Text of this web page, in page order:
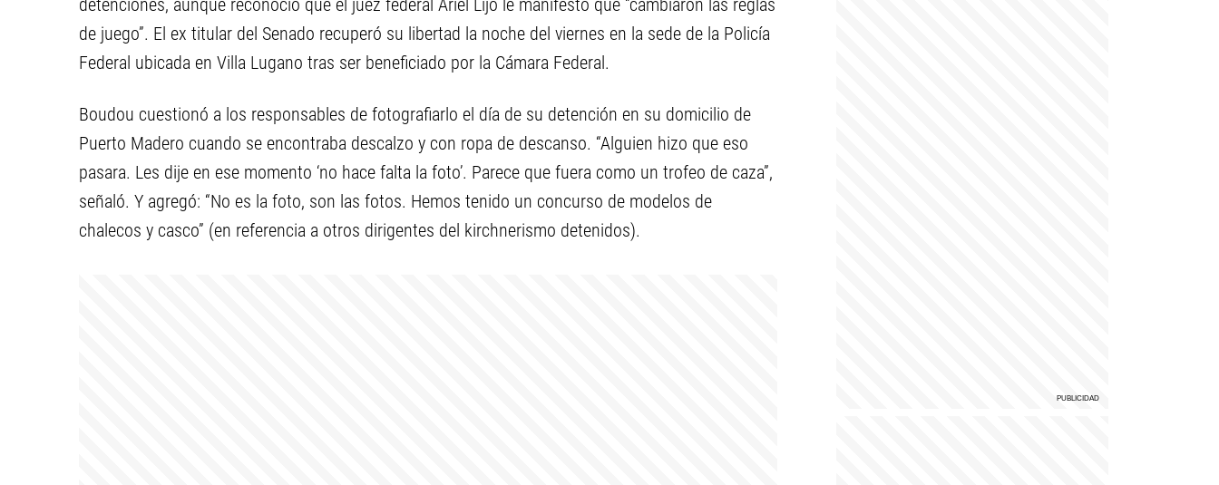
detenciones, aunque reconoció que el juez federal Ariel Lijo le manifestó que “cambiaron las reglas
de juego”. El ex titular del Senado recuperó su libertad la noche del viernes en la sede de la Policía
Federal ubicada en Villa Lugano tras ser beneficiado por la Cámara Federal.
Boudou cuestionó a los responsables de fotografiarlo el día de su detención en su domicilio de
Puerto Madero cuando se encontraba descalzo y con ropa de descanso. “Alguien hizo que eso
pasara. Les dije en ese momento ‘no hace falta la foto’. Parece que fuera como un trofeo de caza”,
señaló. Y agregó: “No es la foto, son las fotos. Hemos tenido un concurso de modelos de
chalecos y casco” (en referencia a otros dirigentes del kirchnerismo detenidos).